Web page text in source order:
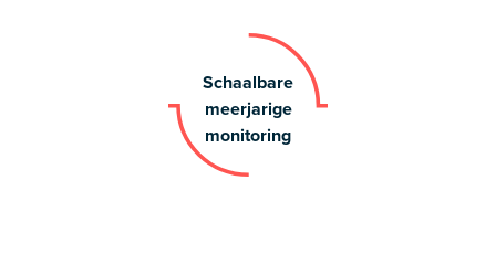
Schaalbare
meerjarige
monitoring